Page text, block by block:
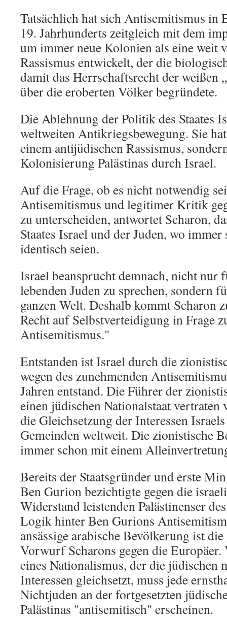
Tatsächlich hat sich Antisemitismus in
19. Jahrhunderts zeitgleich mit dem
um immer neue Kolonien als eine weit
Rassismus entwickelt, der die
damit das Herrschaftsrecht der weißen
über die eroberten Völker begründete.
Die Ablehnung der Politik des Staates
weltweiten Antikriegsbewegung. Sie
einem antijüdischen Rassismus,
Kolonisierung Palästinas durch Israel.
Auf die Frage, ob es nicht notwendig
Antisemitismus und legitimer Kritik
zu unterscheiden, antwortet Scharon,
Staates Israel und der Juden, wo
identisch seien.
Israel beansprucht demnach, nicht nur
lebenden Juden zu sprechen, sondern
ganzen Welt. Deshalb kommt Scharon
Recht auf Selbstverteidigung in Frage
Antisemitismus."
Entstanden ist Israel durch die
wegen des zunehmenden
Jahren entstand. Die Führer der
einen jüdischen Nationalstaat vertraten
die Gleichsetzung der Interessen
Gemeinden weltweit. Die zionistische
immer schon mit einem
Bereits der Staatsgründer und erste
Ben Gurion bezichtigte gegen die
Widerstand leistenden Palästinenser
Logik hinter Ben Gurions
ansässige arabische Bevölkerung ist
Vorwurf Scharons gegen die
eines Nationalismus, der die jüdischen
Interessen gleichsetzt, muss jede
Nichtjuden an der fortgesetzten
Palästinas "antisemitisch" erscheinen.